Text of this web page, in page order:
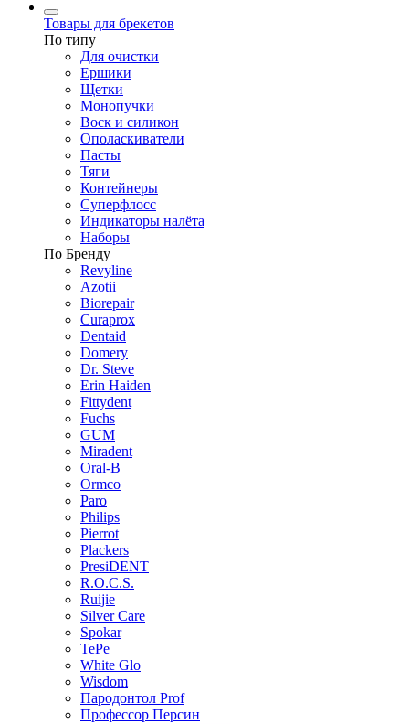
Товары для брекетов
По типу
Для очистки
Ершики
Щетки
Монопучки
Воск и силикон
Ополаскиватели
Пасты
Тяги
Контейнеры
Суперфлосс
Индикаторы налёта
Наборы
По Бренду
Revyline
Azotii
Biorepair
Curaprox
Dentaid
Domery
Dr. Steve
Erin Haiden
Fittydent
Fuchs
GUM
Miradent
Oral-B
Ormco
Paro
Philips
Pierrot
Plackers
PresiDENT
R.O.C.S.
Ruijie
Silver Care
Spokar
TePe
White Glo
Wisdom
Пародонтол Prof
Профессор Персин